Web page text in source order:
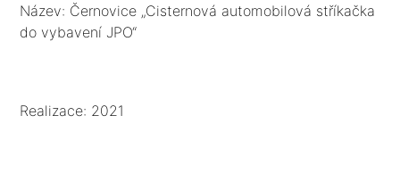
Název: Černovice „Cisternová automobilová stříkačka
do vybavení JPO“
Realizace: 2021